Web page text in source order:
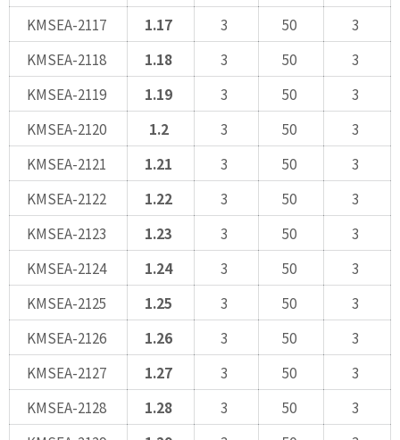
KMSEA-2117
1.17 3 50
3
KMSEA-2118
1.18 3 50
3
KMSEA-2119
1.19 3 50
3
KMSEA-2120
1.2 3 50
3
KMSEA-2121
1.21 3 50
3
KMSEA-2122
1.22 3 50
3
KMSEA-2123
1.23 3 50
3
KMSEA-2124
1.24 3 50
3
KMSEA-2125
1.25 3 50
3
KMSEA-2126
1.26 3 50
3
KMSEA-2127
1.27 3 50
3
KMSEA-2128
1.28 3 50
3